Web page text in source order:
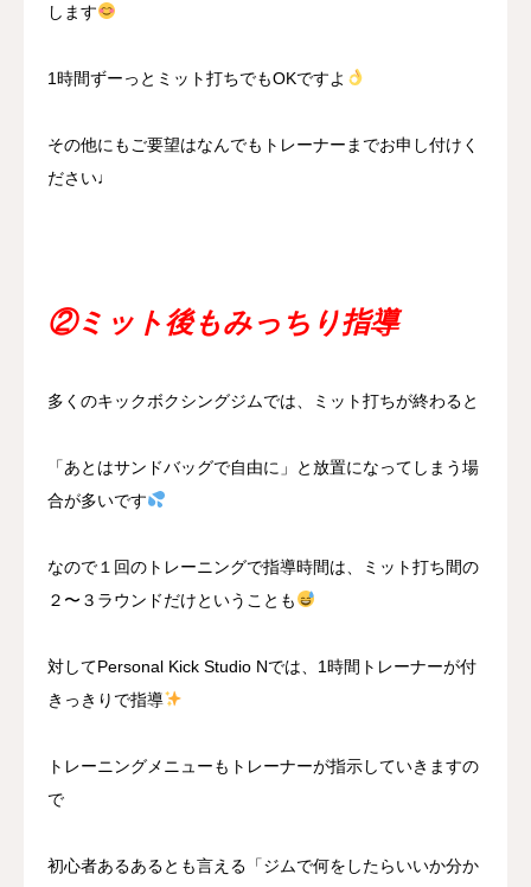
します
1時間ずーっとミット打ちでもOKですよ
その他にもご要望はなんでもトレーナーまでお申し付けく
ださい♩
②ミット後もみっちり指導
多くのキックボクシングジムでは、ミット打ちが終わると
「あとはサンドバッグで自由に」と放置になってしまう場
合が多いです
なので１回のトレーニングで指導時間は、ミット打ち間の
２〜３ラウンドだけということも
対してPersonal Kick Studio Nでは、1時間トレーナーが付
きっきりで指導
トレーニングメニューもトレーナーが指示していきますの
で
初心者あるあるとも言える「ジムで何をしたらいいか分か